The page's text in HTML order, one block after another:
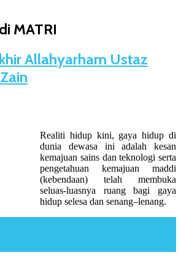
MATRI
Allahyarham Ustaz
Realiti hidup kini, gaya hidup di
dunia dewasa ini adalah kesan
kemajuan sains dan teknologi serta
pengetahuan kemajuan maddi
(kebendaan) telah membuka
seluas-luasnya ruang bagi gaya
hidup selesa dan senang–lenang.